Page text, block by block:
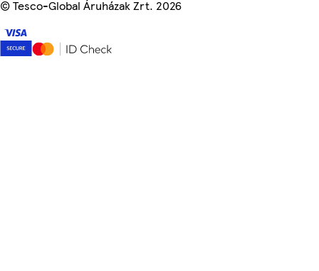
©Tesco-Global Áruházak Zrt. 2026